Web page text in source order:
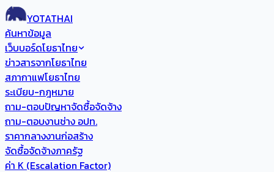
YOTATHAI
ค้นหาข้อมูล
เว็บบอร์ดโยธาไทย
ข่าวสารจากโยธาไทย
สภากาแฟโยธาไทย
ระเบียบ-กฎหมาย
ถาม-ตอบปัญหาจัดซื้อจัดจ้าง
ถาม-ตอบงานช่าง อปท.
ราคากลางงานก่อสร้าง
จัดซื้อจัดจ้างภาครัฐ
ค่า K (Escalation Factor)